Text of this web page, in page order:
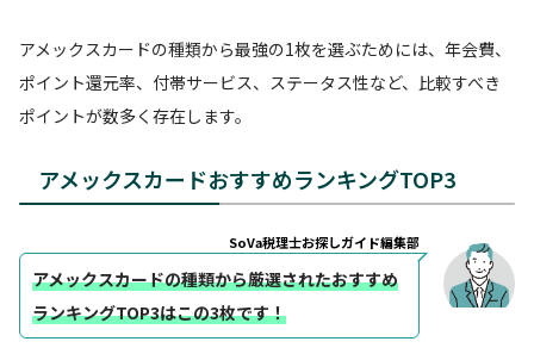
アメックスカードの種類から最強の1枚を選ぶためには、年会費、
ポイント還元率、付帯サービス、ステータス性など、比較すべき
ポイントが数多く存在します。
アメックスカードおすすめランキングTOP3
SoVa税理士お探しガイド編集部
アメックスカードの種類から厳選されたおすすめ
ランキングTOP3はこの3枚です！